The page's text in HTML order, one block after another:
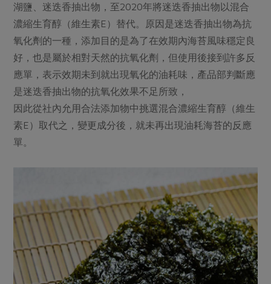
湖鹽、迷迭香抽出物，至2020年將迷迭香抽出物以混合
濃縮生育醇（維生素E）替代。原因是迷迭香抽出物為抗
氧化劑的一種，添加目的是為了在效期內海苔風味穩定良
好，也是屬於相對天然的抗氧化劑，但使用後接到許多反
應單，表示效期未到就出現氧化的油耗味，產品部判斷應
是迷迭香抽出物的抗氧化效果不足所致，
因此從社內允用合法添加物中挑選混合濃縮生育醇（維生
素E）取代之，變更成分後，就未再出現油耗海苔的反應
單。